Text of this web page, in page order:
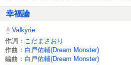
幸福論
Valkyrie
作詞： こだまさおり
作曲： 白戸佑輔(Dream Monster)
編曲： 白戸佑輔(Dream Monster)